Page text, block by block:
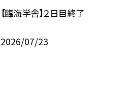
【臨海学舎】２日目終了
2026/07/23